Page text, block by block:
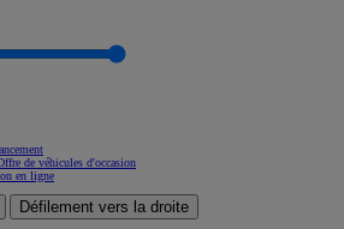
de véhicules d'occasion
en ligne
Défilement vers la droite